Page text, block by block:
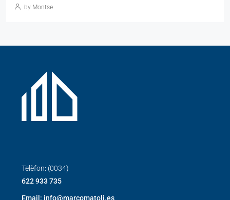
by Montse
Telèfon: (0034)
622 933 735
Email: info@marcomatoli.es